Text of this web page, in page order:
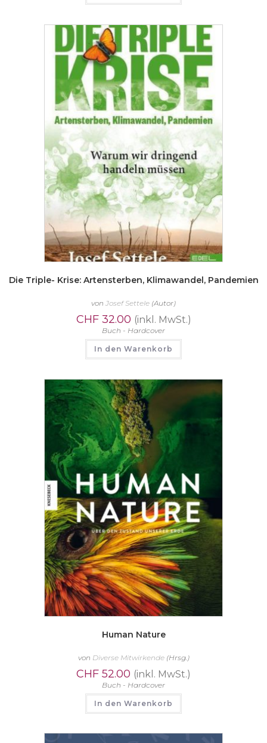
Die Triple- Krise: Artensterben, Klimawandel, Pandemien
von Josef Settele (Autor)
CHF32.00 (inkl. MwSt.)
Buch - Hardcover
In den Warenkorb
Human Nature
von Diverse Mitwirkende(Hrsg.)
CHF 52.00 (inkl. MwSt.)
Buch - Hardcover
In den Warenkorb